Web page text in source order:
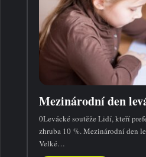
Mezinárodní den
0Levácké soutěže Lidí, kteří
zhruba 10 %. Mezinárodní den
Velké…